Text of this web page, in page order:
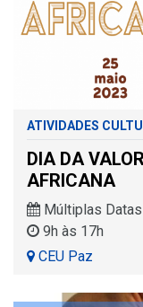
ATIVIDADES
DIA DA
AFRICANA
Múltiplas Datas
9h às 17h
CEU Paz